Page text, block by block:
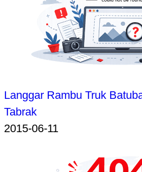
Langgar Rambu Truk
Tabrak
2015-06-11